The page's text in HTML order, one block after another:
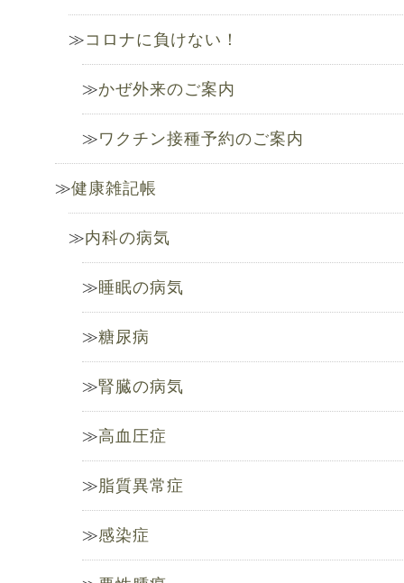
コロナに負けない！
かぜ外来のご案内
ワクチン接種予約のご案内
健康雑記帳
内科の病気
睡眠の病気
糖尿病
腎臓の病気
高血圧症
脂質異常症
感染症